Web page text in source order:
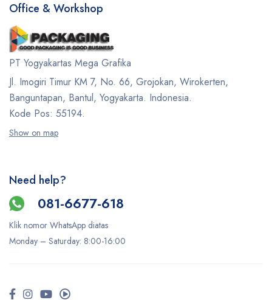
Office & Workshop
PT Yogyakartas Mega Grafika
Jl. Imogiri Timur KM 7, No. 66, Grojokan, Wirokerten,
Banguntapan, Bantul, Yogyakarta. Indonesia.
Kode Pos: 55194.
Show on map
Need help?
081-6677-618
Klik nomor WhatsApp diatas
Monday – Saturday: 8:00-16:00